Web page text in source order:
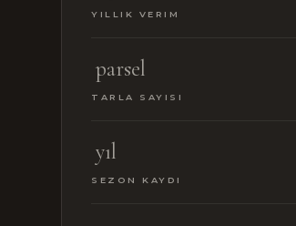
YILLIK VERIM
parsel
TARLA SAYISI
yıl
SEZON KAYDI